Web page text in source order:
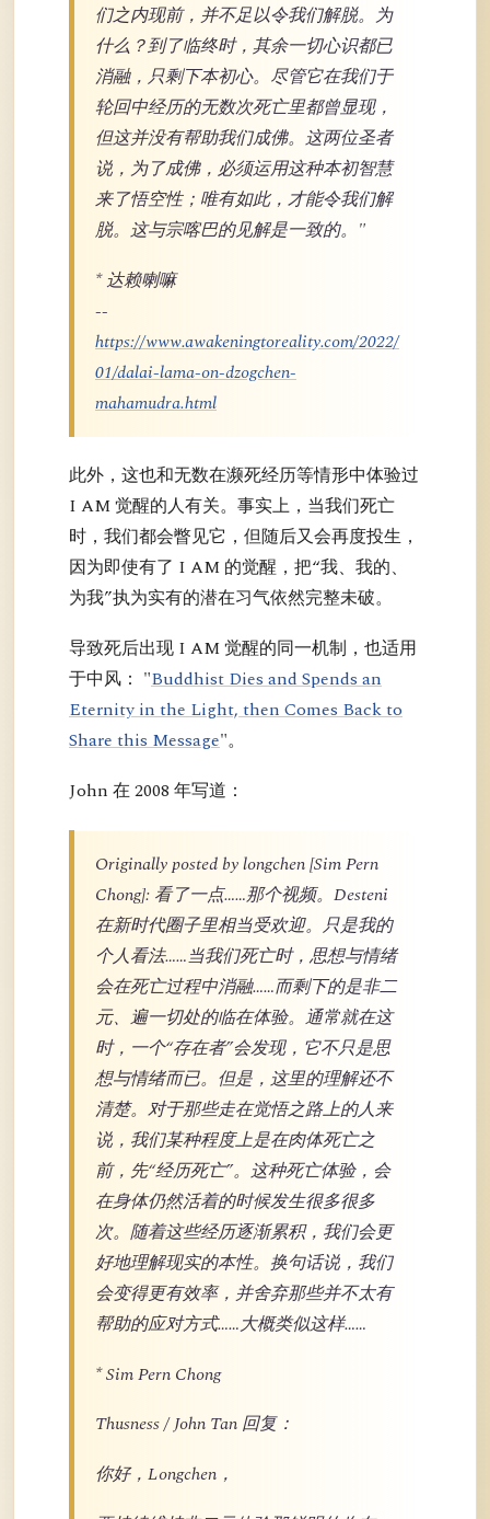
们之内现前，并不足以令我们解脱。为
什么？到了临终时，其余一切心识都已
消融，只剩下本初心。尽管它在我们于
轮回中经历的无数次死亡里都曾显现，
但这并没有帮助我们成佛。这两位圣者
说，为了成佛，必须运用这种本初智慧
来了悟空性；唯有如此，才能令我们解
脱。这与宗喀巴的见解是一致的。"
* 达赖喇嘛
--
https://www.awakeningtoreality.com/2022/
01/dalai-lama-on-dzogchen-
mahamudra.html
此外，这也和无数在濒死经历等情形中体验过
I AM 觉醒的人有关。事实上，当我们死亡
时，我们都会瞥见它，但随后又会再度投生，
因为即使有了 I AM 的觉醒，把“我、我的、
为我”执为实有的潜在习气依然完整未破。
导致死后出现 I AM 觉醒的同一机制，也适用
于中风： "Buddhist Dies and Spends an
Eternity in the Light, then Comes Back to
Share this Message"。
John 在 2008 年写道：
Originally posted by longchen [Sim Pern
Chong]: 看了一点……那个视频。Desteni
在新时代圈子里相当受欢迎。只是我的
个人看法……当我们死亡时，思想与情绪
会在死亡过程中消融……而剩下的是非二
元、遍一切处的临在体验。通常就在这
时，一个“存在者”会发现，它不只是思
想与情绪而已。但是，这里的理解还不
清楚。对于那些走在觉悟之路上的人来
说，我们某种程度上是在肉体死亡之
前，先“经历死亡”。这种死亡体验，会
在身体仍然活着的时候发生很多很多
次。随着这些经历逐渐累积，我们会更
好地理解现实的本性。换句话说，我们
会变得更有效率，并舍弃那些并不太有
帮助的应对方式……大概类似这样……
* Sim Pern Chong
Thusness / John Tan 回复：
你好，Longchen，